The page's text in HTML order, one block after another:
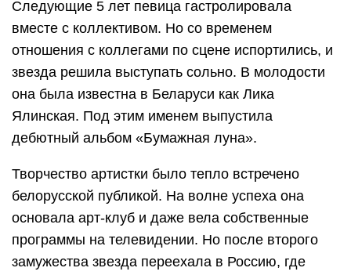
Следующие 5 лет певица гастролировала
вместе с коллективом. Но со временем
отношения с коллегами по сцене испортились, и
звезда решила выступать сольно. В молодости
она была известна в Беларуси как Лика
Ялинская. Под этим именем выпустила
дебютный альбом «Бумажная луна».
Творчество артистки было тепло встречено
белорусской публикой. На волне успеха она
основала арт-клуб и даже вела собственные
программы на телевидении. Но после второго
замужества звезда переехала в Россию, где